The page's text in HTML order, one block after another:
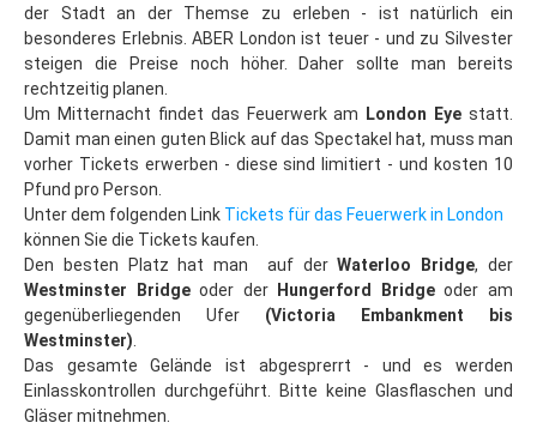
Kontakt: Ihre Reise-Angebote
Städte
Prag
Prag: Insider-Tipps
Hotel-Tipps
Lastminute
Budapest
Budapest: Insider-Tipps
Essen in Budapest
Budapest: Lastminute
der Stadt an der Themse zu erleben - ist natürlich ein
besonderes Erlebnis. ABER London ist teuer - und zu Silvester
steigen die Preise noch höher. Daher sollte man bereits
rechtzeitig planen.
Um Mitternacht findet das Feuerwerk am London Eye statt.
Damit man einen guten Blick auf das Spectakel hat, muss man
vorher Tickets erwerben - diese sind limitiert - und kosten 10
Pfund pro Person.
Unter dem folgenden Link Tickets für das Feuerwerk in London
können Sie die Tickets kaufen.
Den besten Platz hat man auf derWaterloo Bridge, der
Westminster Bridgeoder der Hungerford Bridgeoder am
gegenüberliegenden Ufer (Victoria Embankment bis
Westminster)
Das gesamte Gelände ist abgesprerrt - und es werden
Einlasskontrollen durchgeführt. Bitte keine Glasflaschen und
Gläser mitnehmen.